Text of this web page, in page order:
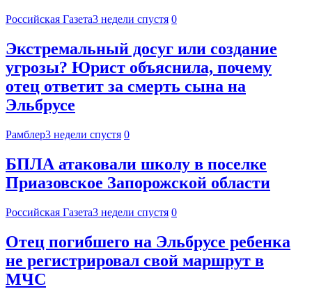
Российская Газета3 недели спустя 0
Экстремальный досуг или создание
угрозы? Юрист объяснила, почему
отец ответит за смерть сына на
Эльбрусе
Рамблер3 недели спустя 0
БПЛА атаковали школу в поселке
Приазовское Запорожской области
Российская Газета3 недели спустя 0
Отец погибшего на Эльбрусе ребенка
не регистрировал свой маршрут в
МЧС